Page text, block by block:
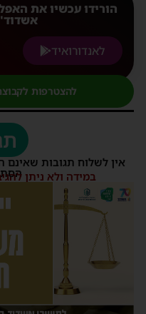
הורידו עכשיו את
אשדוד'
לאנדורואיד
להצטרפות
אין לשלוח תגובות שאינם
במידה ולא ניתן